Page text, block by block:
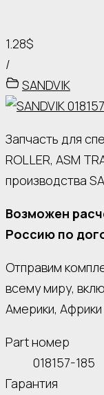
1.28$
/
SANDVIK
Запчасть для
ROLLER, ASM
производства
Возможен
Россию по
Отправим
всему миру,
Америки,
Part номер
018157-185
Гарантия